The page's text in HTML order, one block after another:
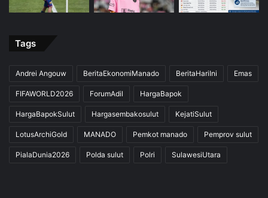
Tags
Andrei Angouw BeritaEkonomiManado BeritaHariIni Emas
FIFAWORLD2026 ForumAdil HargaBapok
HargaBapokSulut Hargasembakosulut KejatiSulut
LotusArchiGold MANADO Pemkot manado Pemprov sulut
PialaDunia2026 Polda sulut Polri SulawesiUtara